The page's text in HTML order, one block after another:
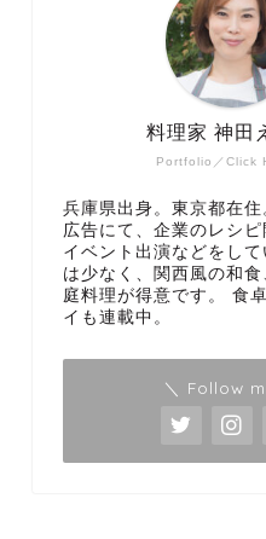
Portfolio／Click
料理家 神田
兵庫県出身。東京都在住
広告にて、企業のレシピ
イベント出演などをし
は少なく、関西風の和
庭料理が得意です。 食
イも連載中。
＼ Follow